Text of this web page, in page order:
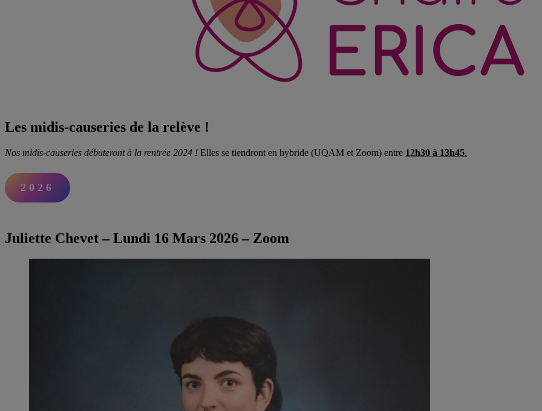
Les midis-causeries de la relève !
Nos midis-causeries débuteront à la rentrée 2024 ! Elles se tiendront en hybride (UQAM et Zoom) entre 12h30 à 13h45.
2026
Juliette Chevet – Lundi 16 Mars 2026 – Zoom